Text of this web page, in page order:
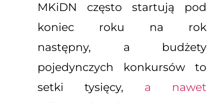
MKiDN często startują pod
koniec roku na rok
następny, a budżety
pojedynczych konkursów to
setki tysięcy, a nawet